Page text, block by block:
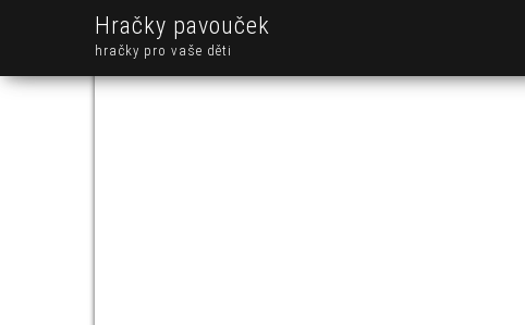
Hračky pavouček
hračky pro vaše děti